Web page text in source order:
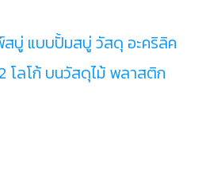
บู่ แบบปั้มสบู่ วัสดุ อะคริลิค
โลโก้ บนวัสดุไม้ พลาสติก